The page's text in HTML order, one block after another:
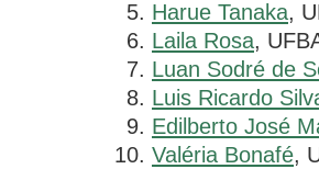
Harue Tanaka,
Laila Rosa,
Luan Sodré de
Luis Ricardo
Edilberto José
Valéria Bonafé,